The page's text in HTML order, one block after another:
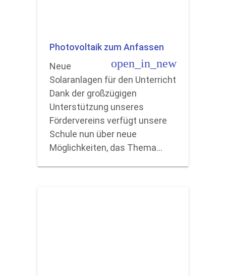
Photovoltaik zum Anfassen
open_in_new
Neue
Solaranlagen für den Unterricht
Dank der großzügigen
Unterstützung unseres
Fördervereins verfügt unsere
Schule nun über neue
Möglichkeiten, das Thema…